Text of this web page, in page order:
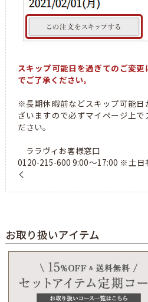
スキップ可能日を過ぎてのご変
でご了承ください。
※長期休暇前などスキップ可能日
ざいますので必ずマイページ上
ださい。
ララヴィお客様窓口
0120-215-600 9:00～17:00 ※土日
く
お取り扱いアイテム